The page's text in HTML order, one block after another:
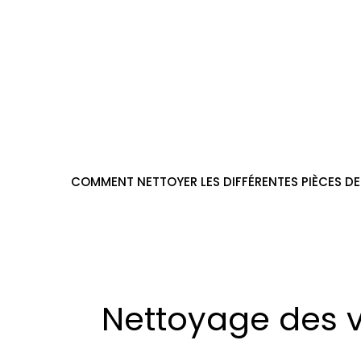
COMMENT NETTOYER LES DIFFÉRENTES PIÈCES
Nettoyage des